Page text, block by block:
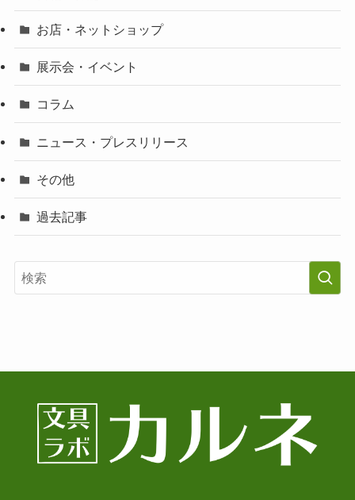
お店・ネットショップ
展示会・イベント
コラム
ニュース・プレスリリース
その他
過去記事